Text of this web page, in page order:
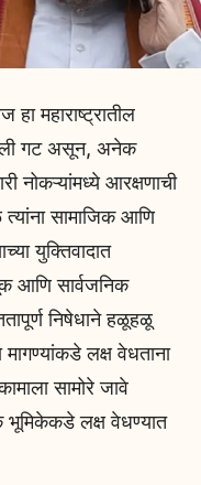
महाराष्ट्रातील
गट असून, अनेक
नोकऱ्यांमध्ये आरक्षणाची
त्यांना सामाजिक आणि
युक्तिवादात
आणि सार्वजनिक
निषेधाने हळूहळू
लक्ष वेधताना
सामोरे जावे
भूमिकेकडे लक्ष वेधण्यात